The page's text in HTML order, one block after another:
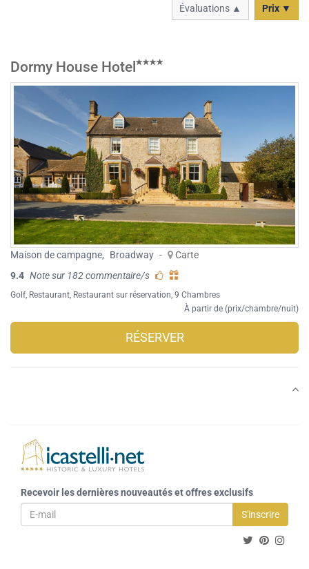
Évaluations ▲ Prix ▼
Dormy House Hotel
Maison de campagne, Broadway -
Carte
9.4 Note sur 182 commentaire/s
Golf Restaurant Restaurant sur réservation , 9 Chambres
À partir de (prix/chambre/nuit)
RÉSERVER
Recevoir les dernières nouveautés et offres exclusifs
S'inscrire